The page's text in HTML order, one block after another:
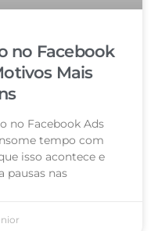
no Facebook
Mais
no Facebook Ads
tempo com
isso acontece e
nas